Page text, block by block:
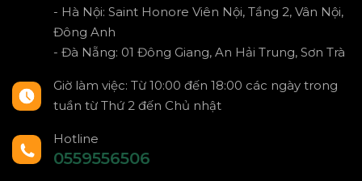
- Hà Nội: Saint Honore Viên Nội, Tầng 2, Vân Nội,
Đông Anh
- Đà Nẵng: 01 Đông Giang, An Hải Trung, Sơn Trà
Giờ làm việc: Từ 10:00 đến 18:00 các ngày trong
tuần từ Thứ 2 đến Chủ nhật
Hotline
0559556506